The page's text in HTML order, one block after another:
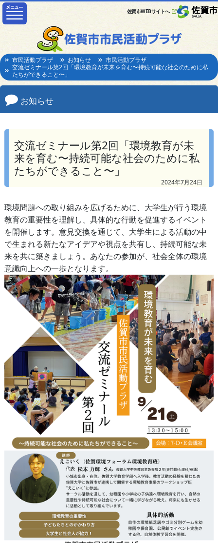
佐賀市WEBサイトへ
市民活動プラザ お知らせ
市民活動プラザ
交流ゼミナール第2回「環境教育が未来を育む〜持続可能な社会のために私
たちができること〜」
お知らせ
交流ゼミナール第2回「環境教育が未
来を育む〜持続可能な社会のために私
たちができること〜」
2024年7月24日
環境問題への取り組みを広げるために、大学生が行う環境
教育の重要性を理解し、具体的な行動を促進するイベント
を開催します。意見交換を通じて、大学生による活動の中
で生まれる新たなアイデアや視点を共有し、持続可能な未
来を共に築きましょう。あなたの参加が、社会全体の環境
意識向上への一歩となります。